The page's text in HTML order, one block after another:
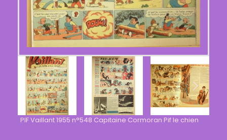
PIF Vaillant 1955 n°548 Capitaine Cormoran Pif le chien